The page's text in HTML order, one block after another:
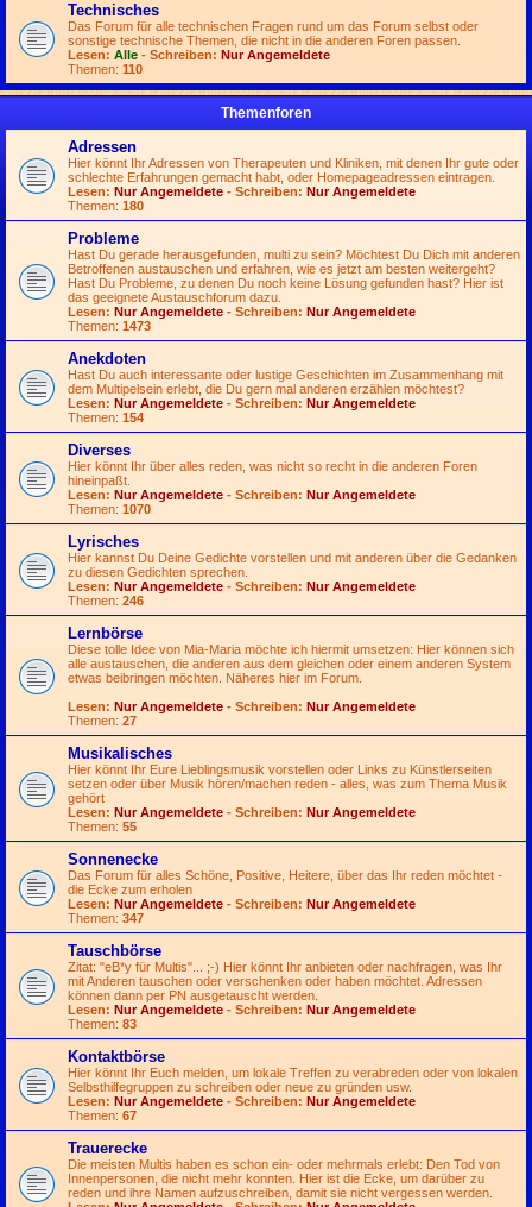
Technisches
Das Forum für alle technischen Fragen rund um das Forum selbst oder
sonstige technische Themen, die nicht in die anderen Foren passen.
Lesen: Alle - Schreiben: Nur Angemeldete
Themen: 110
Themenforen
Adressen
Hier könnt Ihr Adressen von Therapeuten und Kliniken, mit denen Ihr gute oder
schlechte Erfahrungen gemacht habt, oder Homepageadressen eintragen.
Lesen: Nur Angemeldete - Schreiben: Nur Angemeldete
Themen: 180
Probleme
Hast Du gerade herausgefunden, multi zu sein? Möchtest Du Dich mit anderen
Betroffenen austauschen und erfahren, wie es jetzt am besten weitergeht?
Hast Du Probleme, zu denen Du noch keine Lösung gefunden hast? Hier ist
das geeignete Austauschforum dazu.
Lesen: Nur Angemeldete - Schreiben: Nur Angemeldete
Themen: 1473
Anekdoten
Hast Du auch interessante oder lustige Geschichten im Zusammenhang mit
dem Multipelsein erlebt, die Du gern mal anderen erzählen möchtest?
Lesen: Nur Angemeldete - Schreiben: Nur Angemeldete
Themen: 154
Diverses
Hier könnt Ihr über alles reden, was nicht so recht in die anderen Foren
hineinpaßt.
Lesen: Nur Angemeldete - Schreiben: Nur Angemeldete
Themen: 1070
Lyrisches
Hier kannst Du Deine Gedichte vorstellen und mit anderen über die Gedanken
zu diesen Gedichten sprechen.
Lesen: Nur Angemeldete - Schreiben: Nur Angemeldete
Themen: 246
Lernbörse
Diese tolle Idee von Mia-Maria möchte ich hiermit umsetzen: Hier können sich
alle austauschen, die anderen aus dem gleichen oder einem anderen System
etwas beibringen möchten. Näheres hier im Forum.
Lesen: Nur Angemeldete - Schreiben: Nur Angemeldete
Themen: 27
Musikalisches
Hier könnt Ihr Eure Lieblingsmusik vorstellen oder Links zu Künstlerseiten
setzen oder über Musik hören/machen reden - alles, was zum Thema Musik
gehört
Lesen: Nur Angemeldete - Schreiben: Nur Angemeldete
Themen: 55
Sonnenecke
Das Forum für alles Schöne, Positive, Heitere, über das Ihr reden möchtet -
die Ecke zum erholen
Lesen: Nur Angemeldete - Schreiben: Nur Angemeldete
Themen: 347
Tauschbörse
Zitat: "eB*y für Multis"... ;-) Hier könnt Ihr anbieten oder nachfragen, was Ihr
mit Anderen tauschen oder verschenken oder haben möchtet. Adressen
können dann per PN ausgetauscht werden.
Lesen: Nur Angemeldete - Schreiben: Nur Angemeldete
Themen: 83
Kontaktbörse
Hier könnt Ihr Euch melden, um lokale Treffen zu verabreden oder von lokalen
Selbsthilfegruppen zu schreiben oder neue zu gründen usw.
Lesen: Nur Angemeldete - Schreiben: Nur Angemeldete
Themen: 67
Trauerecke
Die meisten Multis haben es schon ein- oder mehrmals erlebt: Den Tod von
Innenpersonen, die nicht mehr konnten. Hier ist die Ecke, um darüber zu
reden und ihre Namen aufzuschreiben, damit sie nicht vergessen werden.